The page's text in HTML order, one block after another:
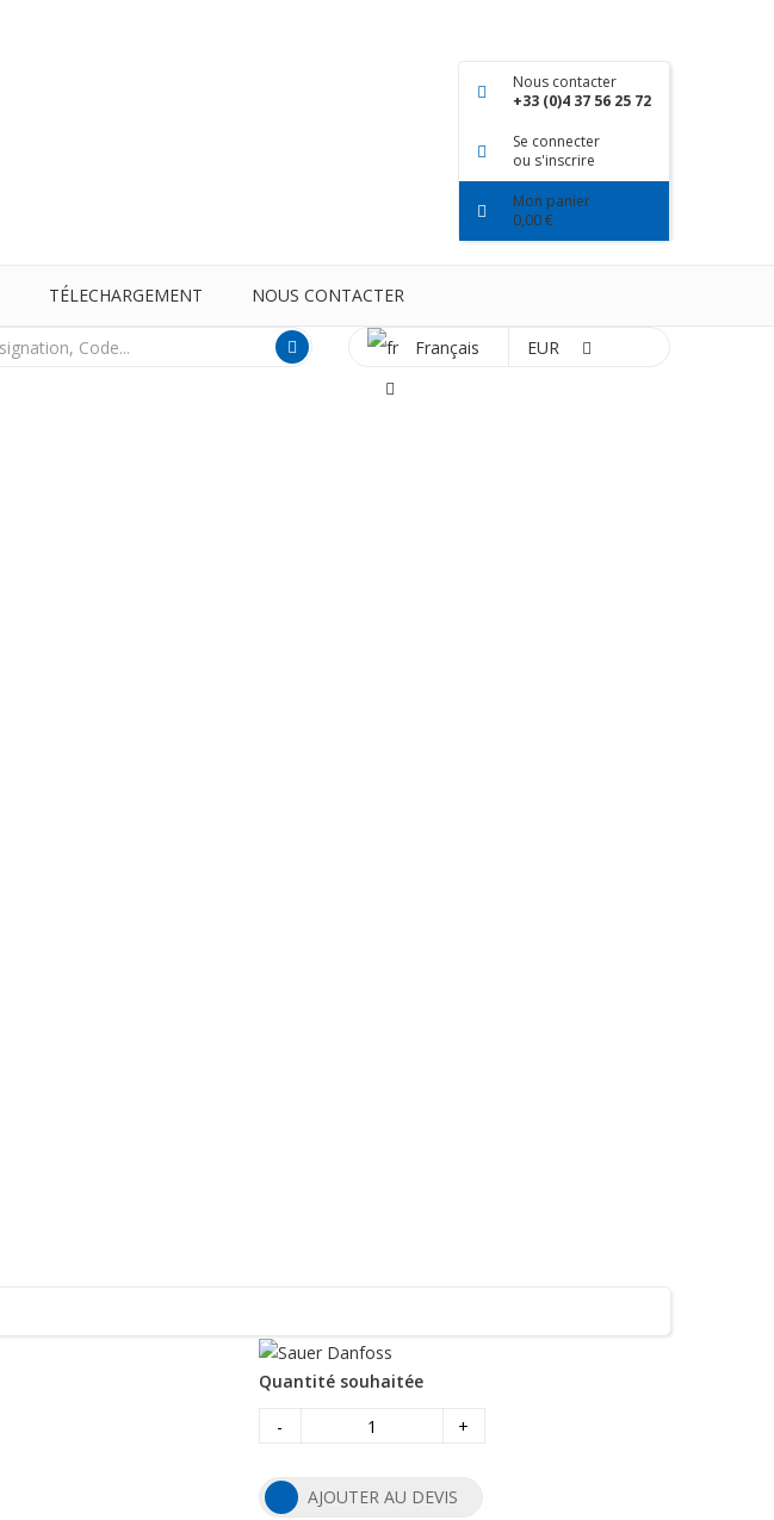
Nous contacter
+33 (0)4 37 56 25 72
Se connecter
ou s'inscrire
Mon panier
0,00 €
TÉLECHARGEMENT NOUS CONTACTER
Français EUR
Quantité souhaitée
-
+
AJOUTER AU DEVIS